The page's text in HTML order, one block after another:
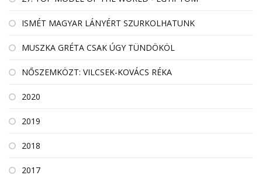
ISMÉT MAGYAR LÁNYÉRT SZURKOLHATUNK
MUSZKA GRÉTA CSAK ÚGY TÜNDÖKÖL
NŐSZEMKÖZT: VILCSEK-KOVÁCS RÉKA
2020
2019
2018
2017